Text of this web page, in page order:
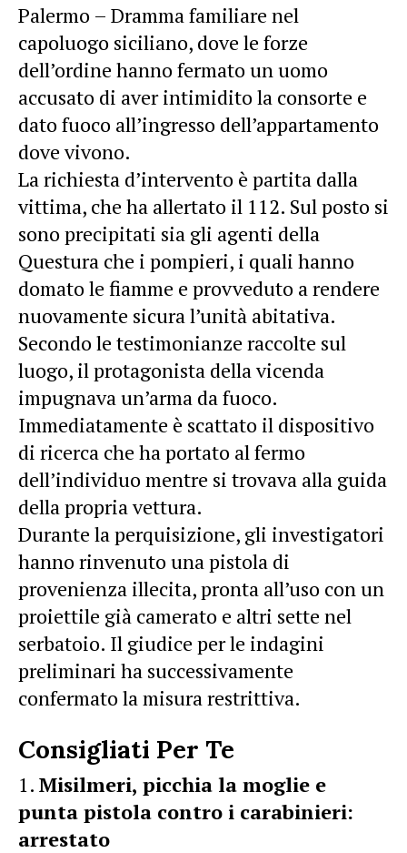
Palermo – Dramma familiare nel
capoluogo siciliano, dove le forze
dell’ordine hanno fermato un uomo
accusato di aver intimidito la consorte e
dato fuoco all’ingresso dell’appartamento
dove vivono.
La richiesta d’intervento è partita dalla
vittima, che ha allertato il 112. Sul posto si
sono precipitati sia gli agenti della
Questura che i pompieri, i quali hanno
domato le fiamme e provveduto a rendere
nuovamente sicura l’unità abitativa.
Secondo le testimonianze raccolte sul
luogo, il protagonista della vicenda
impugnava un’arma da fuoco.
Immediatamente è scattato il dispositivo
di ricerca che ha portato al fermo
dell’individuo mentre si trovava alla guida
della propria vettura.
Durante la perquisizione, gli investigatori
hanno rinvenuto una pistola di
provenienza illecita, pronta all’uso con un
proiettile già camerato e altri sette nel
serbatoio. Il giudice per le indagini
preliminari ha successivamente
confermato la misura restrittiva.
Consigliati Per Te
Misilmeri, picchia la moglie e
punta pistola contro i carabinieri:
arrestato